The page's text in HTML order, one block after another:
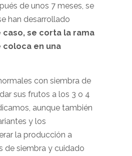
de unos 7 meses, se
han desarrollado
caso, se corta la rama
coloca en una
con siembra de
sus frutos a los 3 o 4
aunque también
y los
la producción a
de siembra y cuidado